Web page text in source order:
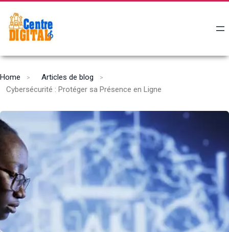
Home
Articles de blog
Cybersécurité : Protéger sa Présence en Ligne